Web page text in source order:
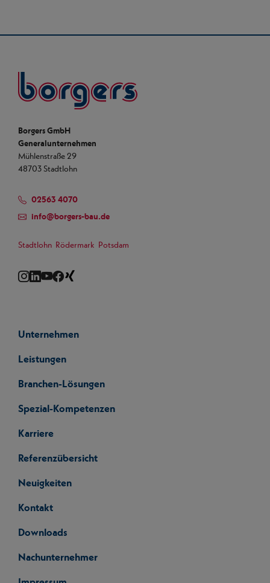
Borgers GmbH
Generalunternehmen
Mühlenstraße 29
48703 Stadtlohn
02563 4070
info@borgers-bau.de
Stadtlohn Rödermark Potsdam
Instagram
LinkedIn
YouTube
Facebook
Unternehmen
Leistungen
Branchen-Lösungen
Spezial-Kompetenzen
Karriere
Referenzübersicht
Neuigkeiten
Kontakt
Downloads
Nachunternehmer